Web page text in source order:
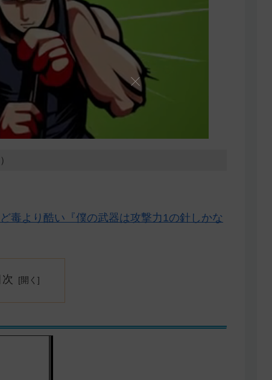
毒より酷い『僕の武器は攻撃力1の針しかな